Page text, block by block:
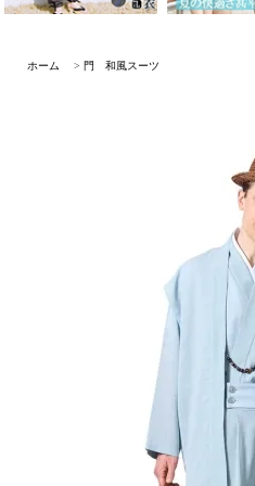
ホーム > 門 和風スーツ